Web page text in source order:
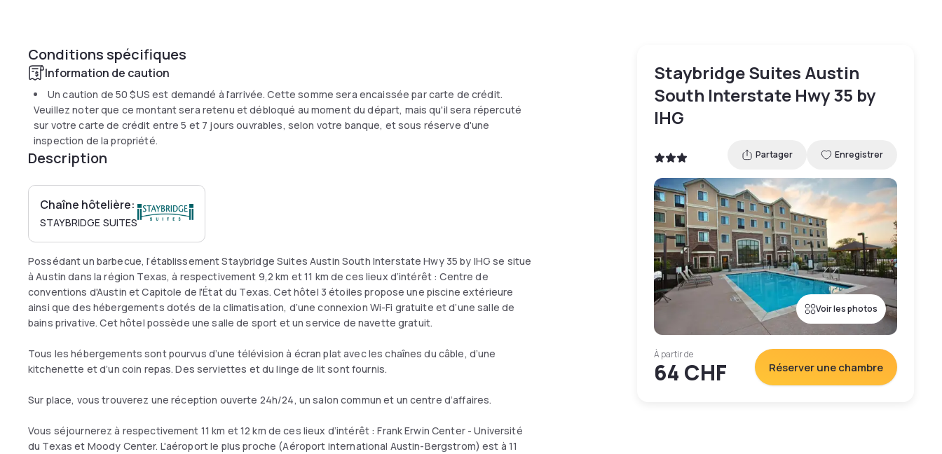
Conditions spécifiques
Information de caution
Un caution de 50 $US est demandé à l'arrivée. Cette somme sera encaissée par carte de crédit.
Veuillez noter que ce montant sera retenu et débloqué au moment du départ, mais qu'il sera répercuté
sur votre carte de crédit entre 5 et 7 jours ouvrables, selon votre banque, et sous réserve d'une
inspection de la propriété.
Description
Chaîne hôtelière:
STAYBRIDGE SUITES
Possédant un barbecue, l’établissement Staybridge Suites Austin South Interstate Hwy 35 by IHG se situe
à Austin dans la région Texas, à respectivement 9,2 km et 11 km de ces lieux d’intérêt : Centre de
conventions d'Austin et Capitole de l'État du Texas. Cet hôtel 3 étoiles propose une piscine extérieure
ainsi que des hébergements dotés de la climatisation, d’une connexion Wi-Fi gratuite et d’une salle de
bains privative. Cet hôtel possède une salle de sport et un service de navette gratuit.
Tous les hébergements sont pourvus d’une télévision à écran plat avec les chaînes du câble, d’une
kitchenette et d’un coin repas. Des serviettes et du linge de lit sont fournis.
Sur place, vous trouverez une réception ouverte 24h/24, un salon commun et un centre d’affaires.
Vous séjournerez à respectivement 11 km et 12 km de ces lieux d’intérêt : Frank Erwin Center - Université
du Texas et Moody Center. L'aéroport le plus proche (Aéroport international Austin-Bergstrom) est à 11
Staybridge Suites Austin
South Interstate Hwy 35 by
IHG
Partager Enregistrer
Voir les photos
À partir de
64 CHF Réserver une chambre